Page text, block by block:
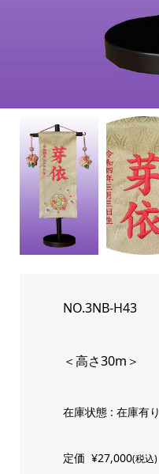
NO.3NB-H43
＜高さ30m＞
在庫状態 : 在庫有り
定価 ¥27,000(税込)